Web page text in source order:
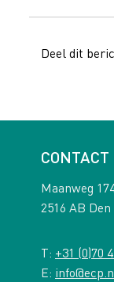
Deel dit
CONTACT
Maanweg
2516 AB Den
T: +31 (0)70
E: